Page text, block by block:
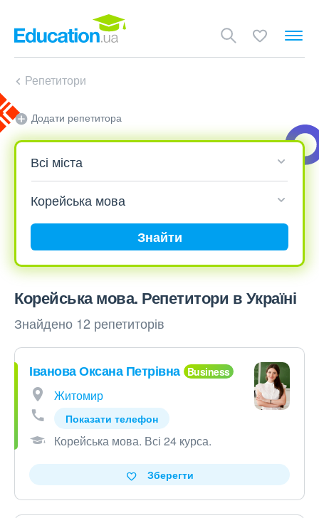
Репетитори
Додати репетитора
Знайти
Корейська мова. Репетитори в Україні
Знайдено 12 репетиторів
Іванова Оксана Петрівна
Житомир
Показати телефон
Корейська мова. Всі 24 курса.
Зберегти